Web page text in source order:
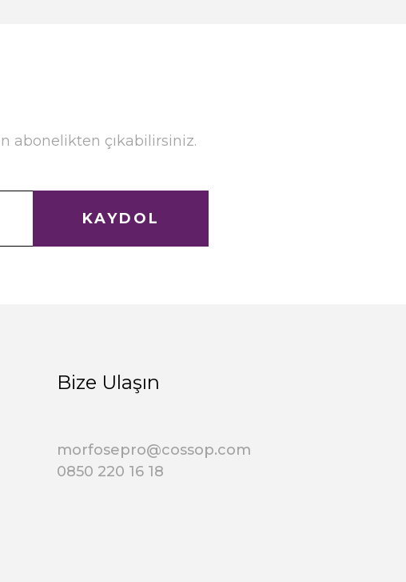
abonelikten çıkabilirsiniz.
KAYDOL
Bize Ulaşın
morfosepro@cossop.com
0850 220 16 18